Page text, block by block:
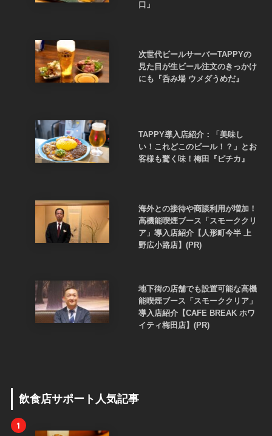
口」
次世代ビールサーバーTAPPYの
見た目が生ビール注文のきっかけ
にも『呑み場 ウメダうめだ』
TAPPY導入店紹介：「美味し
い！これどこのビール！？」とお
客様も驚く味！梅田『ピチカ』
海外との接待や商談利用が増加！
高機能喫煙ブース「スモーククリ
ア」導入店紹介【人形町今半 上
野広小路店】(PR)
地下街の店舗でも設置可能な高機
能喫煙ブース「スモーククリア」
導入店紹介【CAFE BREAK ホワ
イティ梅田店】(PR)
飲食店サポート人気記事
1